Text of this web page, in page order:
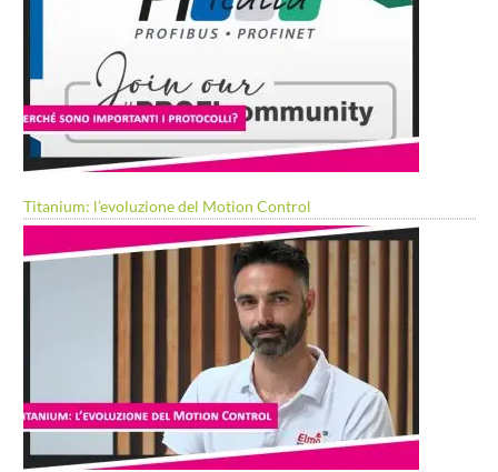
Titanium: l’evoluzione del Motion Control